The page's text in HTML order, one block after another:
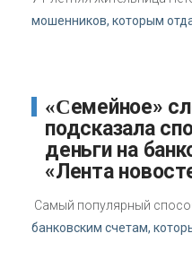
мошенников, которым
«Семейное» слово: эксперт
подсказала
деньги на
«Лента
Самый популярный
банковским счетам,